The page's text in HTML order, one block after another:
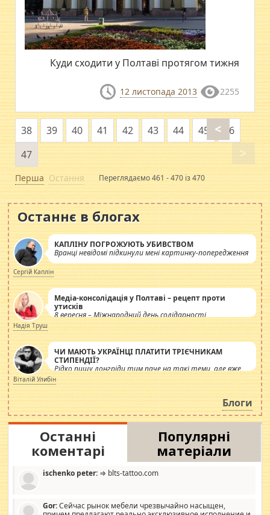
Куди сходити у Полтаві протягом тижня
12 листопада 2013 2255
Перша
<
38 39 40 41 42 43 44 45
46
47
>
Остання Переглядаємо 461 - 470 із 470
Останнє в блогах
КАПЛІНУ ПОГРОЖУЮТЬ УБИВСТВОМ
Вранці невідомі підкинули мені картинку-попередження
Сергій Каплін
Медіа-консолідація у Полтаві – рецепт проти
утисків
8 вересня – Міжнародний день солідарності
журналістів.
Надія Труш
ЧИ МАЮТЬ УКРАЇНЦІ ПЛАТИТИ ТРІЄЧНИКАМ
СТИПЕНДІЇ?
Рідко пишу лонгріди тим паче на такі теми, але вже
просто дістало! Обурюють сьогоднішні інсенуації
навколо стипендіального питання. Штучно
роздувається ще одна соціальна катастрофа.
Віталій Улибін
Блоги
Останні
коментарі
Популярні
матеріали
ischenko peter: ⇒ blts-tattoo.com
Gor:Сейчас рынок мебели чрезвычайно насыщен,